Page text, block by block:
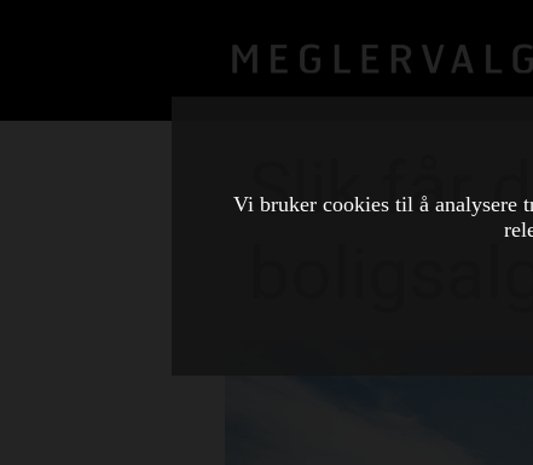
Slik får
Vi bruker cookies til å analysere